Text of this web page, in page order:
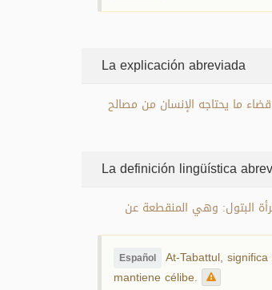
La explicación abreviada
إخلاص العبادة له مع قضاء ما يحتاجه الإنسان من مصالح
La definición lingüística
البتول: وهي المنقطعة عن
Español At-Tabattul,
mantiene célibe.